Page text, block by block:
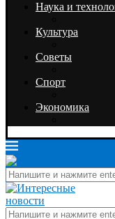
Наука и
Культура
Советы
Спорт
Экономика